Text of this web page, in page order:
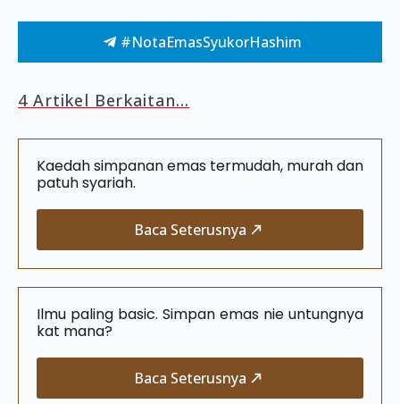
#NotaEmasSyukorHashim
4 Artikel Berkaitan...
Kaedah simpanan emas termudah, murah dan
patuh syariah.
Baca Seterusnya
Ilmu paling basic. Simpan emas nie untungnya
kat mana?
Baca Seterusnya